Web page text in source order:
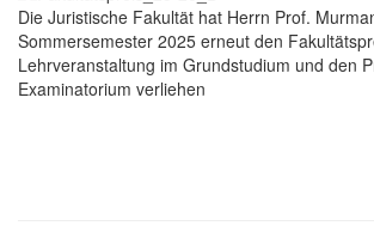
Die Juristische Fakultät hat Herrn Prof.
Sommersemester 2025 erneut den
Lehrveranstaltung im Grundstudium und den
Examinatorium verliehen